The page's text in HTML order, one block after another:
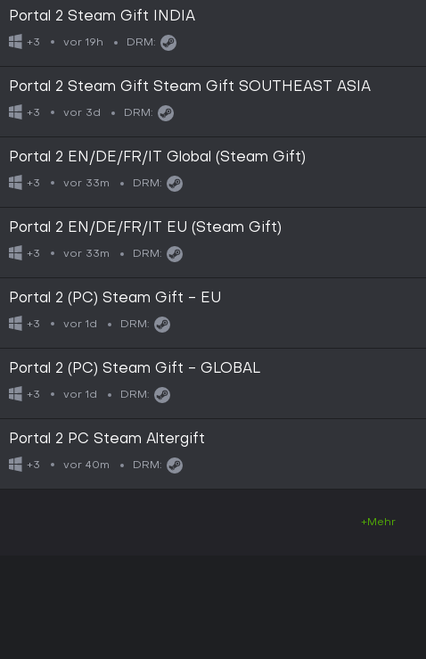
Portal 2 Steam Gift INDIA
+3 vor 19h DRM:
Portal 2 Steam Gift Steam Gift SOUTHEAST ASIA
+3 vor 3d DRM:
Portal 2 EN/DE/FR/IT Global (Steam Gift)
+3 vor 33m DRM:
Portal 2 EN/DE/FR/IT EU (Steam Gift)
+3 vor 33m DRM:
Portal 2 (PC) Steam Gift - EU
+3 vor 1d DRM:
Portal 2 (PC) Steam Gift - GLOBAL
+3 vor 1d DRM:
Portal 2 PC Steam Altergift
+3 vor 40m DRM:
+Mehr